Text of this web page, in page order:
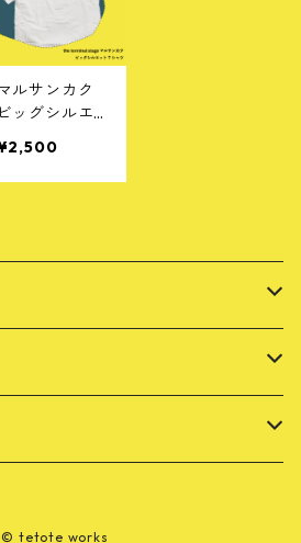
ルサンカク
ビッグシルエッ
terminal stage
© tetote works